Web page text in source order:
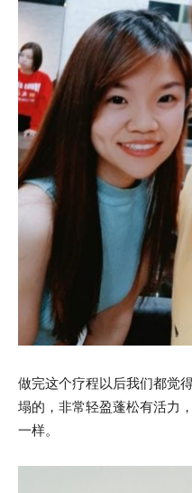
做完这个疗程以后我们都觉
塌的，非常轻盈蓬松有活力
一样。